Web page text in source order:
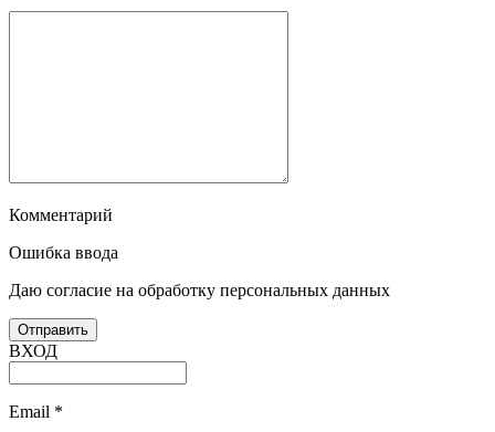
Комментарий
Ошибка ввода
Даю согласие на обработку персональных данных
ВХОД
Email *